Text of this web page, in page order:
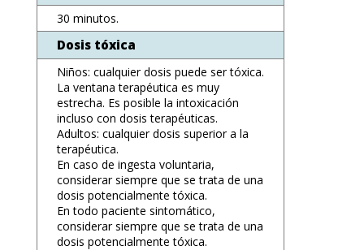
30 minutos.
Dosis tóxica
Niños: cualquier dosis puede ser tóxica.
La ventana terapéutica es muy
estrecha. Es posible la intoxicación
incluso con dosis terapéuticas.
Adultos: cualquier dosis superior a la
terapéutica.
En caso de ingesta voluntaria,
considerar siempre que se trata de una
dosis potencialmente tóxica.
En todo paciente sintomático,
considerar siempre que se trata de una
dosis potencialmente tóxica.